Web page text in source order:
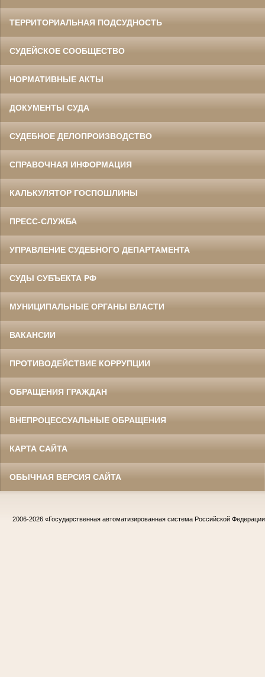
ТЕРРИТОРИАЛЬНАЯ ПОДСУДНОСТЬ
СУДЕЙСКОЕ СООБЩЕСТВО
НОРМАТИВНЫЕ АКТЫ
ДОКУМЕНТЫ СУДА
СУДЕБНОЕ ДЕЛОПРОИЗВОДСТВО
СПРАВОЧНАЯ ИНФОРМАЦИЯ
КАЛЬКУЛЯТОР ГОСПОШЛИНЫ
ПРЕСС-СЛУЖБА
УПРАВЛЕНИЕ СУДЕБНОГО ДЕПАРТАМЕНТА
СУДЫ СУБЪЕКТА РФ
МУНИЦИПАЛЬНЫЕ ОРГАНЫ ВЛАСТИ
ВАКАНСИИ
ПРОТИВОДЕЙСТВИЕ КОРРУПЦИИ
ОБРАЩЕНИЯ ГРАЖДАН
ВНЕПРОЦЕССУАЛЬНЫЕ ОБРАЩЕНИЯ
КАРТА САЙТА
ОБЫЧНАЯ ВЕРСИЯ САЙТА
2006-2026 «Государственная автоматизированная система Российской